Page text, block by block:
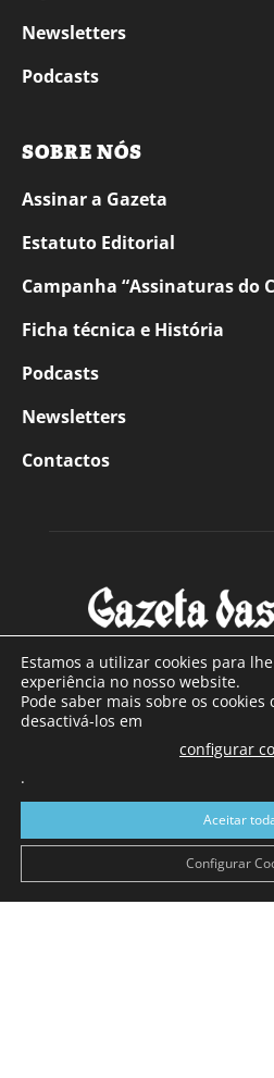
Newsletters
Podcasts
SOBRE NÓS
Assinar a Gazeta
Estatuto Editorial
Campanha “Assinaturas do
Ficha técnica e História
Podcasts
Newsletters
Contactos
SOBRE
Com sede nas Caldas da
a sul de distrito de Leiria, com
toda a região Oeste. Jornal
Continental e
Estamos a utilizar cookies para
experiência no nosso website.
Pode saber mais sobre os
desactivá-los em
configurar
.
Aceitar
Configurar